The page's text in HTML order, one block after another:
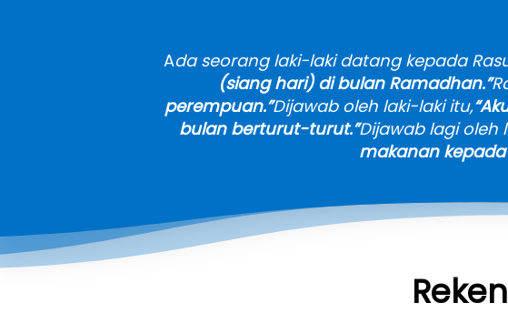
Ada seorang laki-laki datang kepada
(siang hari) di bulan Ramadhan.”
perempuan.”Dijawab oleh laki-laki itu,
bulan berturut-turut.”Dijawab lagi oleh
makanan